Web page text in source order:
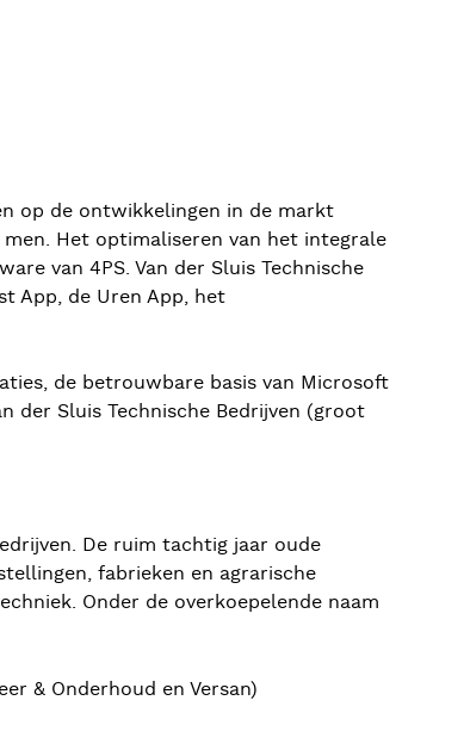
op de ontwikkelingen in de markt
Het optimaliseren van het integrale
van 4PS. Van der Sluis Technische
App, de Uren App, het
de betrouwbare basis van Microsoft
der Sluis Technische Bedrijven (groot
De ruim tachtig jaar oude
fabrieken en agrarische
Onder de overkoepelende naam
& Onderhoud en Versan)